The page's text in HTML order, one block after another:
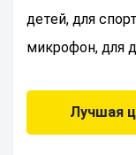
детей, для
микрофон, для
Лучшая